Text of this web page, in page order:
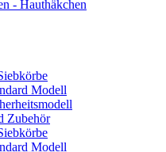
- Hauthäkchen
Modell
Zubehör
Modell